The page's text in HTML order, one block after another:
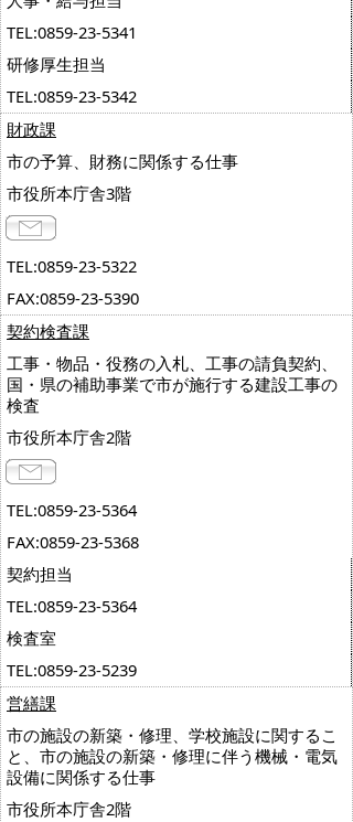
TEL:0859-23-5341
研修厚生担当
TEL:0859-23-5342
財政課
市の予算、財務に関係する仕事
市役所本庁舎3階
TEL:0859-23-5322
FAX:0859-23-5390
契約検査課
工事・物品・役務の入札、工事の請負契約、
国・県の補助事業で市が施行する建設工事の
検査
市役所本庁舎2階
TEL:0859-23-5364
FAX:0859-23-5368
契約担当
TEL:0859-23-5364
検査室
TEL:0859-23-5239
営繕課
市の施設の新築・修理、学校施設に関するこ
と、市の施設の新築・修理に伴う機械・電気
設備に関係する仕事
市役所本庁舎2階